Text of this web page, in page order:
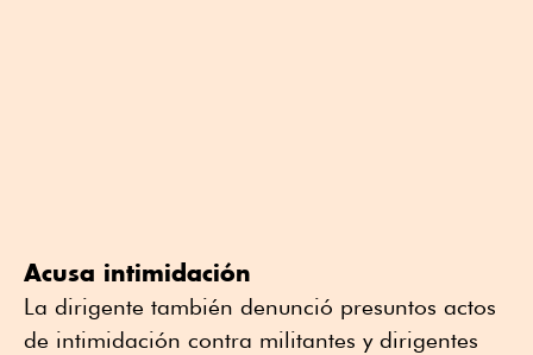
Acusa intimidación
La dirigente también denunció presuntos actos
de intimidación contra militantes y dirigentes